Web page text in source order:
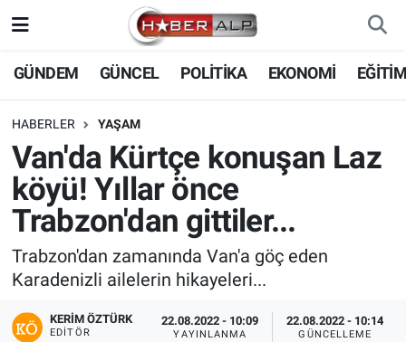
GÜNDEM GÜNCEL POLİTİKA EKONOMİ
HABERLER YAŞAM
Van'da Kürtçe konuşan Laz
köyü! Yıllar önce
Trabzon'dan gittiler...
Trabzon'dan zamanında Van'a göç eden
Karadenizli ailelerin hikayeleri...
KERIM ÖZTÜRK
EDITÖR
22.08.2022 - 10:09
YAYINLANMA
22.08.2022 - 10:14
GÜNCELLEME
Nöbetçi Eczaneler
Hava Durumu
Trafik Durumu
Süper Lig Puan Durumu ve Fikstür
Tüm Manşetler